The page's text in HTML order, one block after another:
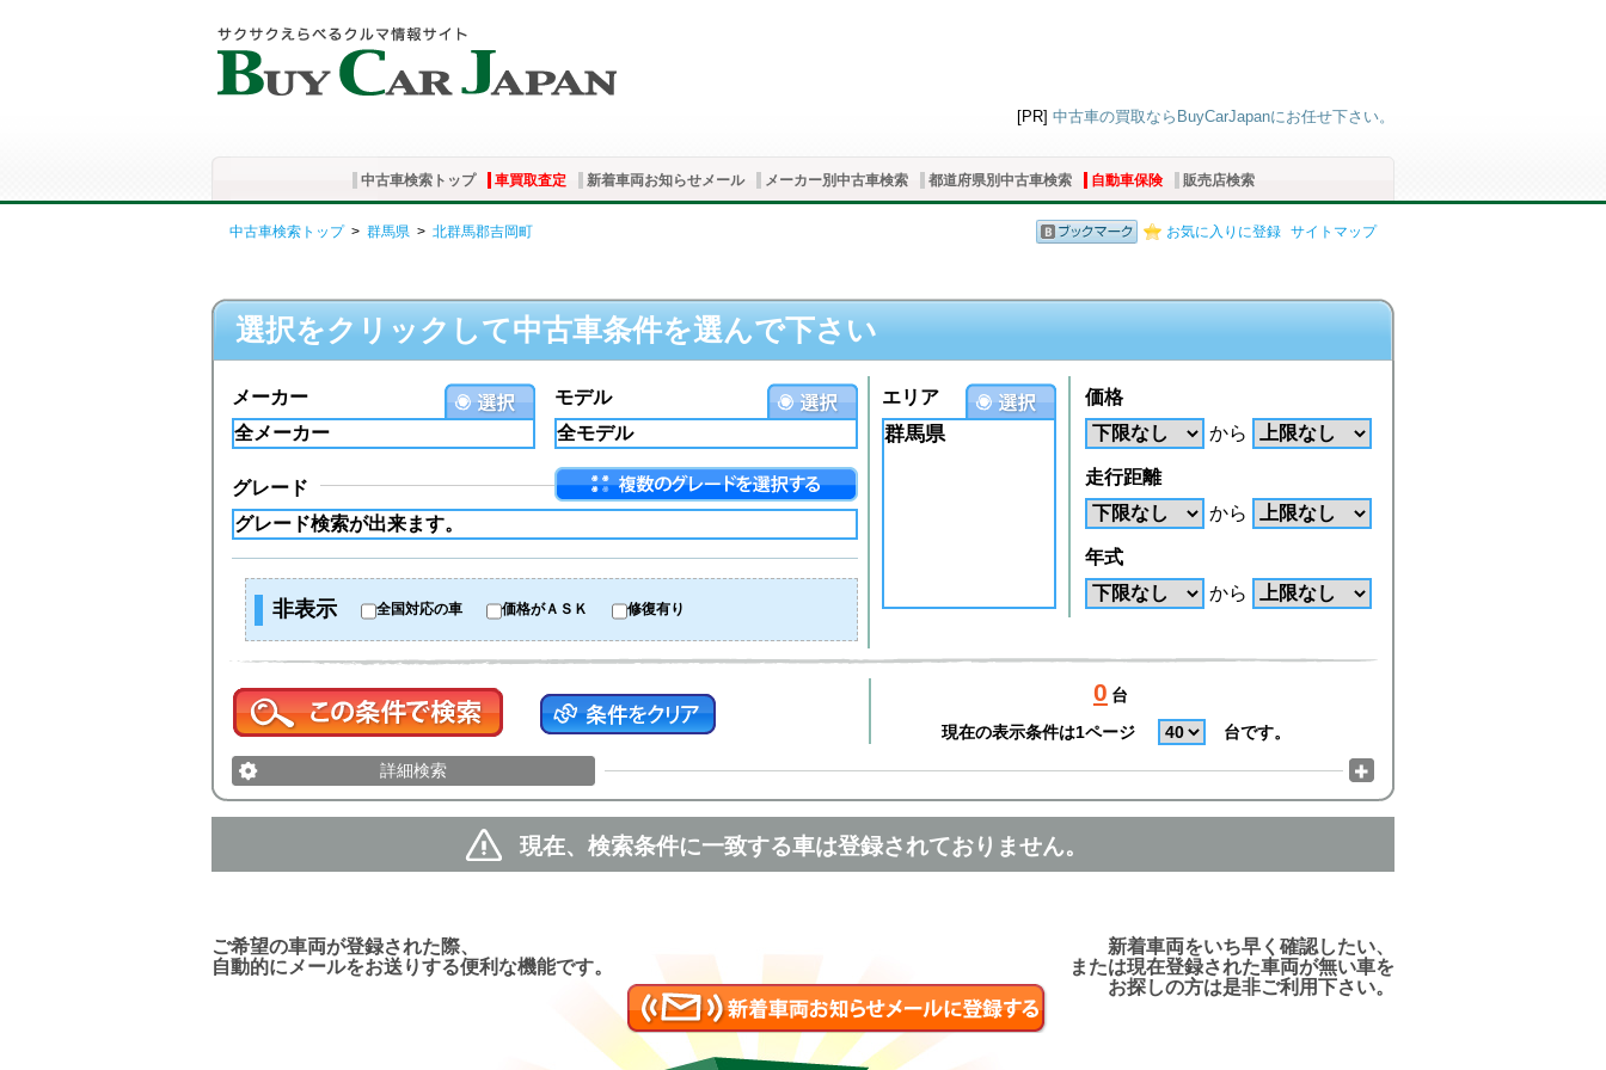
[PR] 中古車の買取ならBuyCarJapanにお任せ下さい。
中古車検索トップ 車買取査定 新着車両お知らせメール メーカー別中古車検索 都道府県別中古車検索 自動車保険 販売店検索
お気に入りに登録 サイトマップ
中古車検索トップ> 群馬県 > 北群馬郡吉岡町
選択をクリックして中古車条件を選んで下さい
モデル
メーカー
グレード
非表示 全国対応の車 価格がＡＳＫ 修復有り
エリア
群馬県
価格
から
走行距離
から
年式
から
0 台
現在の表示条件は1ページ
台です。
詳細検索
現在、検索条件に一致する車は登録されておりません。
新着車両をいち早く確認したい、
または現在登録された車両が無い車を
お探しの方は是非ご利用下さい。
ご希望の車両が登録された際、
自動的にメールをお送りする便利な機能です。